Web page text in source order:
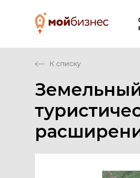
К списку